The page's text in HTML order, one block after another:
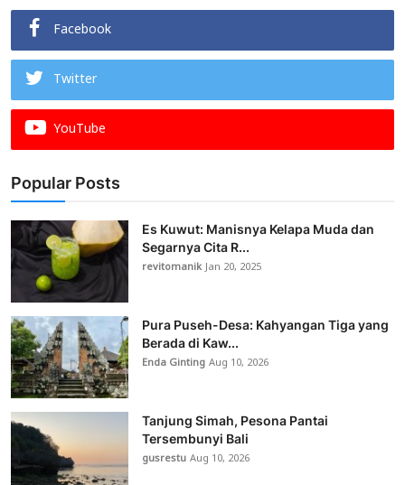
Facebook
Twitter
YouTube
Popular Posts
Es Kuwut: Manisnya Kelapa Muda dan
Segarnya Cita R...
revitomanikJan 20, 2025
Pura Puseh-Desa: Kahyangan Tiga yang
Berada di Kaw...
Enda GintingAug 10, 2026
Tanjung Simah, Pesona Pantai
Tersembunyi Bali
gusrestuAug 10, 2026